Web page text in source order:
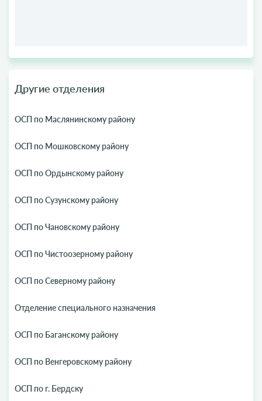
Другие отделения
ОСП по Маслянинскому району
ОСП по Мошковскому району
ОСП по Ордынскому району
ОСП по Сузунскому району
ОСП по Чановскому району
ОСП по Чистоозерному району
ОСП по Северному району
Отделение специального назначения
ОСП по Баганскому району
ОСП по Венгеровскому району
ОСП по г. Бердску